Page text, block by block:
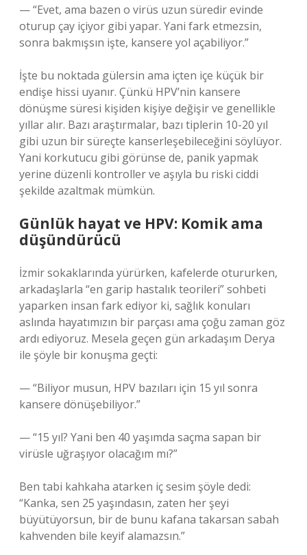
— “Evet, ama bazen o virüs uzun süredir evinde
oturup çay içiyor gibi yapar. Yani fark etmezsin,
sonra bakmışsın işte, kansere yol açabiliyor.”
İşte bu noktada gülersin ama içten içe küçük bir
endişe hissi uyanır. Çünkü HPV’nin kansere
dönüşme süresi kişiden kişiye değişir ve genellikle
yıllar alır. Bazı araştırmalar, bazı tiplerin 10-20 yıl
gibi uzun bir süreçte kanserleşebileceğini söylüyor.
Yani korkutucu gibi görünse de, panik yapmak
yerine düzenli kontroller ve aşıyla bu riski ciddi
şekilde azaltmak mümkün.
Günlük hayat ve HPV: Komik ama
düşündürücü
İzmir sokaklarında yürürken, kafelerde otururken,
arkadaşlarla “en garip hastalık teorileri” sohbeti
yaparken insan fark ediyor ki, sağlık konuları
aslında hayatımızın bir parçası ama çoğu zaman göz
ardı ediyoruz. Mesela geçen gün arkadaşım Derya
ile şöyle bir konuşma geçti:
— “Biliyor musun, HPV bazıları için 15 yıl sonra
kansere dönüşebiliyor.”
— “15 yıl? Yani ben 40 yaşımda saçma sapan bir
virüsle uğraşıyor olacağım mı?”
Ben tabi kahkaha atarken iç sesim şöyle dedi:
“Kanka, sen 25 yaşındasın, zaten her şeyi
büyütüyorsun, bir de bunu kafana takarsan sabah
kahvenden bile keyif alamazsın.”